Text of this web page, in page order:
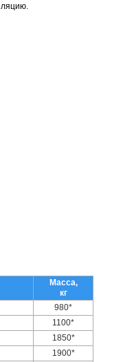
Масса,
кг
980*
1100*
1850*
1900*